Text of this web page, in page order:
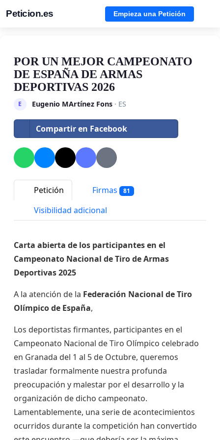
Peticion.es Empieza una Petición
POR UN MEJOR CAMPEONATO
DE ESPAÑA DE ARMAS
DEPORTIVAS 2026
E Eugenio MArtínez Fons· ES
Compartir en Facebook
Petición Firmas 81
Visibilidad adicional
Carta abierta de los participantes en el
Campeonato Nacional de Tiro de Armas
Deportivas 2025
A la atención de la Federación Nacional de Tiro
Olímpico de España,
Los deportistas firmantes, participantes en el
Campeonato Nacional de Tiro Olímpico celebrado
en Granada del 1 al 5 de Octubre, queremos
trasladar formalmente nuestra profunda
preocupación y malestar por el desarrollo y la
organización de dicho campeonato.
Lamentablemente, una serie de acontecimientos
ocurridos durante la competición han convertido